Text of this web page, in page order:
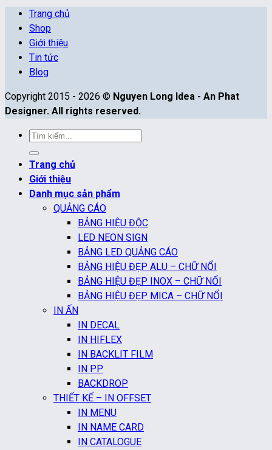
Trang chủ
Shop
Giới thiệu
Tin tức
Blog
Copyright 2015 - 2026 © Nguyen Long Idea - An Phat
Designer. All rights reserved.
Tìm
kiếm:
Trang chủ
Giới thiệu
Danh mục sản phẩm
QUẢNG CÁO
BẢNG HIỆU ĐỘC
LED NEON SIGN
BẢNG LED QUẢNG CÁO
BẢNG HIỆU ĐẸP ALU – CHỮ NỔI
BẢNG HIỆU ĐẸP INOX – CHỮ NỔI
BẢNG HIỆU ĐẸP MICA – CHỮ NỔI
IN ẤN
IN DECAL
IN HIFLEX
IN BACKLIT FILM
IN PP
BACKDROP
THIẾT KẾ – IN OFFSET
IN MENU
IN NAME CARD
IN CATALOGUE